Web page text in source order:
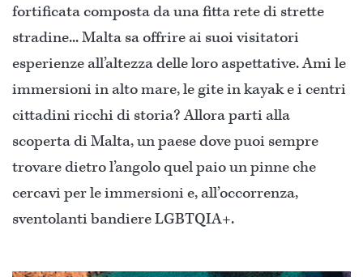
fortificata composta da una fitta rete di strette
stradine... Malta sa offrire ai suoi visitatori
esperienze all’altezza delle loro aspettative. Ami le
immersioni in alto mare, le gite in kayak e i centri
cittadini ricchi di storia? Allora parti alla
scoperta di Malta, un paese dove puoi sempre
trovare dietro l’angolo quel paio un pinne che
cercavi per le immersioni e, all’occorrenza,
sventolanti bandiere LGBTQIA+.